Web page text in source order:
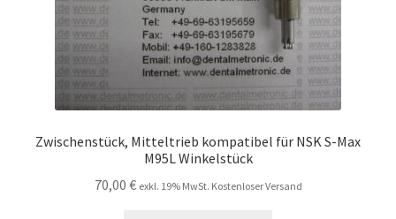
Zwischenstück, Mitteltrieb kompatibel für NSK S-Max
M95L Winkelstück
70,00 € exkl. 19% MwSt. Kostenloser Versand